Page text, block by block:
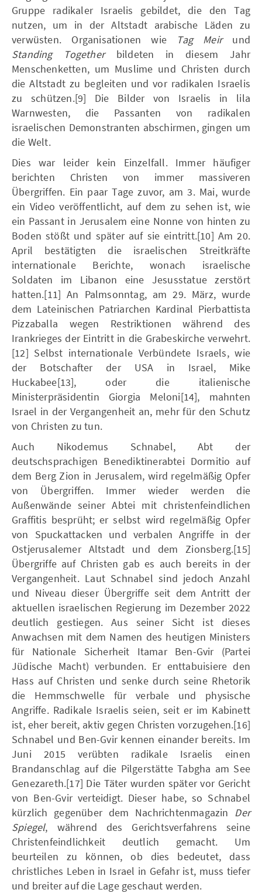
Gruppe radikaler Israelis gebildet, die den Tag
nutzen, um in der Altstadt arabische Läden zu
verwüsten. Organisationen wie
Tag Meirund
Standing Togetherbildeten in diesem Jahr
Menschenketten, um Muslime und Christen durch
die Altstadt zu begleiten und vor radikalen Israelis
zu schützen.[9] Die Bilder von Israelis in lila
Warnwesten, die Passanten von radikalen
israelischen Demonstranten abschirmen, gingen um
die Welt.
Dies war leider kein Einzelfall. Immer häufiger
berichten Christen von immer massiveren
Übergriffen. Ein paar Tage zuvor, am 3. Mai, wurde
ein Video veröffentlicht, auf dem zu sehen ist, wie
ein Passant in Jerusalem eine Nonne von hinten zu
Boden stößt und später auf sie eintritt.[10] Am 20.
April bestätigten die israelischen Streitkräfte
internationale Berichte, wonach israelische
Soldaten im Libanon eine Jesusstatue zerstört
hatten.[11] An Palmsonntag, am 29. März, wurde
dem Lateinischen Patriarchen Kardinal Pierbattista
Pizzaballa wegen Restriktionen während des
Irankrieges der Eintritt in die Grabeskirche verwehrt.
[12] Selbst internationale Verbündete Israels, wie
der Botschafter der USA in Israel, Mike
Huckabee[13], oder die italienische
Ministerpräsidentin Giorgia Meloni[14], mahnten
Israel in der Vergangenheit an, mehr für den Schutz
von Christen zu tun.
Auch Nikodemus Schnabel, Abt der
deutschsprachigen Benediktinerabtei Dormitio auf
dem Berg Zion in Jerusalem, wird regelmäßig Opfer
von Übergriffen. Immer wieder werden die
Außenwände seiner Abtei mit christenfeindlichen
Graffitis besprüht; er selbst wird regelmäßig Opfer
von Spuckattacken und verbalen Angriffe in der
Ostjerusalemer Altstadt und dem Zionsberg.[15]
Übergriffe auf Christen gab es auch bereits in der
Vergangenheit. Laut Schnabel sind jedoch Anzahl
und Niveau dieser Übergriffe seit dem Antritt der
aktuellen israelischen Regierung im Dezember 2022
deutlich gestiegen. Aus seiner Sicht ist dieses
Anwachsen mit dem Namen des heutigen Ministers
für Nationale Sicherheit Itamar Ben-Gvir (Partei
Jüdische Macht) verbunden. Er enttabuisiere den
Hass auf Christen und senke durch seine Rhetorik
die Hemmschwelle für verbale und physische
Angriffe. Radikale Israelis seien, seit er im Kabinett
ist, eher bereit, aktiv gegen Christen vorzugehen.[16]
Schnabel und Ben-Gvir kennen einander bereits. Im
Juni 2015 verübten radikale Israelis einen
Brandanschlag auf die Pilgerstätte Tabgha am See
Genezareth.[17] Die Täter wurden später vor Gericht
von Ben-Gvir verteidigt. Dieser habe, so Schnabel
kürzlich gegenüber dem Nachrichtenmagazin Der
Spiegel, während des Gerichtsverfahrens seine
Christenfeindlichkeit deutlich gemacht. Um
beurteilen zu können, ob dies bedeutet, dass
christliches Leben in Israel in Gefahr ist, muss tiefer
und breiter auf die Lage geschaut werden.